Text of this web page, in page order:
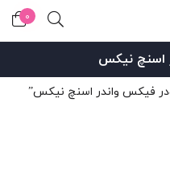
0
اسنچ نیکس
فیکس واندر اسنچ نیکس”